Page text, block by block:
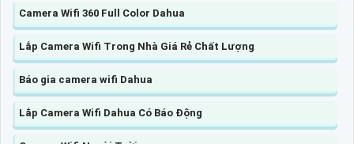
Camera Wifi 360 Full Color Dahua
Lắp Camera Wifi Trong Nhà Giá Rẻ Chất Lượng
Báo gia camera wifi Dahua
Lắp Camera Wifi Dahua Có Báo Động